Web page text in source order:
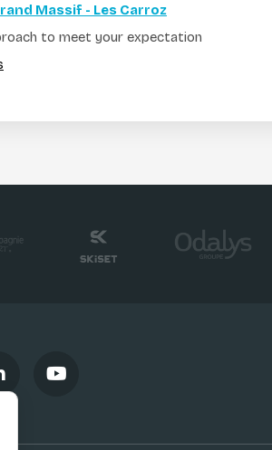
Massif - Les Carroz
to meet your expectation